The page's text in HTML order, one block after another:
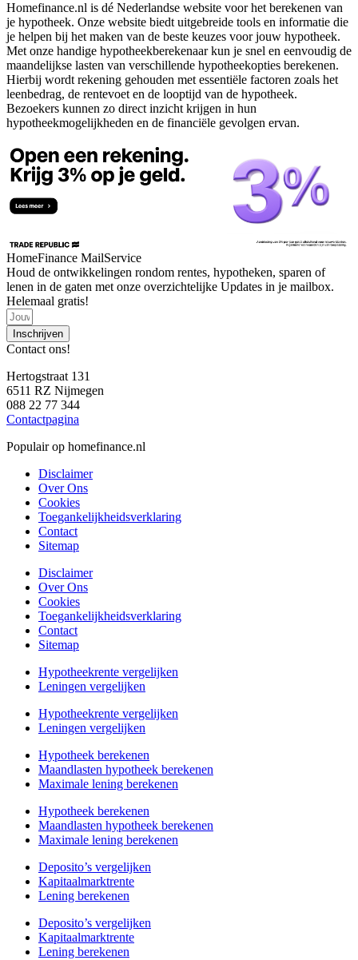
Homefinance.nl is dé Nederlandse website voor het berekenen van
je hypotheek. Onze website biedt uitgebreide tools en informatie die
je helpen bij het maken van de beste keuzes voor jouw hypotheek.
Met onze handige hypotheekberekenaar kun je snel en eenvoudig de
maandelijkse lasten van verschillende hypotheekopties berekenen.
Hierbij wordt rekening gehouden met essentiële factoren zoals het
leenbedrag, de rentevoet en de looptijd van de hypotheek.
Bezoekers kunnen zo direct inzicht krijgen in hun
hypotheekmogelijkheden en de financiële gevolgen ervan.
HomeFinance MailService
Houd de ontwikkelingen rondom rentes, hypotheken, sparen of
lenen in de gaten met onze overzichtelijke Updates in je mailbox.
Helemaal gratis!
Inschrijven
Contact ons!
Hertogstraat 131
6511 RZ Nijmegen
088 22 77 344
Contactpagina
Populair op homefinance.nl
Disclaimer
Over Ons
Cookies
Toegankelijkheidsverklaring
Contact
Sitemap
Disclaimer
Over Ons
Cookies
Toegankelijkheidsverklaring
Contact
Sitemap
Hypotheekrente vergelijken
Leningen vergelijken
Hypotheekrente vergelijken
Leningen vergelijken
Hypotheek berekenen
Maandlasten hypotheek berekenen
Maximale lening berekenen
Hypotheek berekenen
Maandlasten hypotheek berekenen
Maximale lening berekenen
Deposito’s vergelijken
Kapitaalmarktrente
Lening berekenen
Deposito’s vergelijken
Kapitaalmarktrente
Lening berekenen